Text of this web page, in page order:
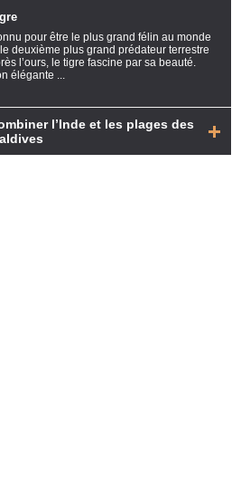
pour être le plus grand félin au monde
deuxième plus grand prédateur terrestre
l’ours, le tigre fascine par sa beauté.
élégante ...
l’Inde et les plages des